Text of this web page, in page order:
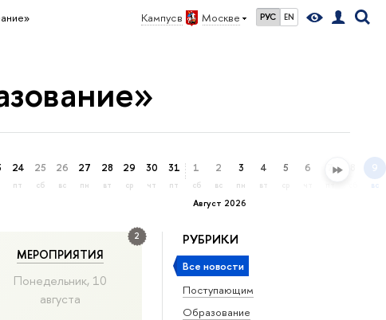
Кампус в Москве РУС EN
24
пт
25
сб
26
вс
27
пн
28
вт
29
ср
30
чт
31
пт
Август 2026
1
сб
2
вс
3
пн
4
вт
5 6 7 9
вс
РУБРИКИ
Все новости
Поступающим
Образование
2
МЕРОПРИЯТИЯ
Понедельник, 10
августа